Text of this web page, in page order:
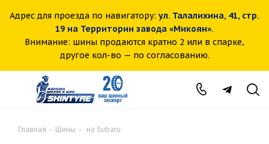
Адрес для проезда по навигатору: ул. Талалихина, 41, стр.
19 на Территории завода «Микоян».
Внимание: шины продаются кратно 2 или в спарке,
другое кол-во — по согласованию.
Главная - Шины - на Subaru